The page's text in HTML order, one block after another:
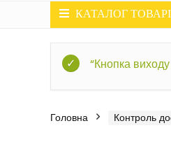
КАТАЛОГ
“Кнопка
Головна Контроль